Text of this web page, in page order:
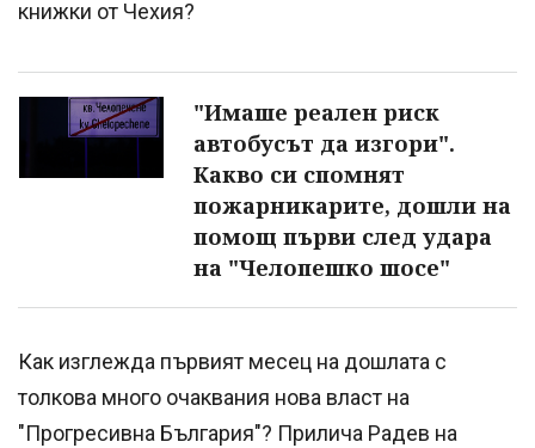
книжки от Чехия?
"Имаше реален риск
автобусът да изгори".
Какво си спомнят
пожарникарите, дошли на
помощ първи след удара
на "Челопешко шосе"
Как изглежда първият месец на дошлата с
толкова много очаквания нова власт на
"Прогресивна България"? Прилича Радев на